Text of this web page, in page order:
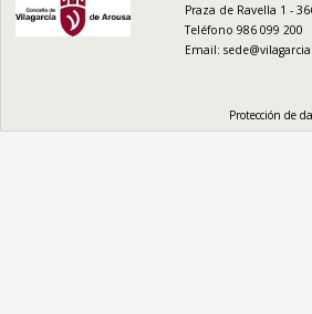
logo
Praza de Ravella 1 -
Teléfono 986 099 200
Email:
Protección de